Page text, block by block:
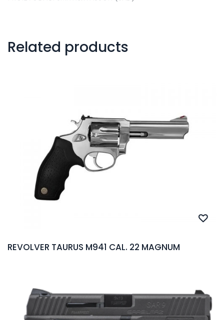
Related products
REVOLVER TAURUS M941 CAL. 22 MAGNUM